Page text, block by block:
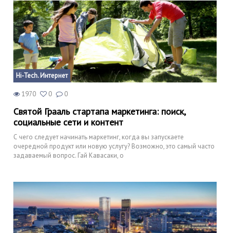
Hi-Tech. Интернет
1970 0 0
Святой Грааль стартапа маркетинга: поиск,
социальные сети и контент
С чего следует начинать маркетинг, когда вы запускаете
очередной продукт или новую услугу? Возможно, это самый часто
задаваемый вопрос. Гай Кавасаки, о